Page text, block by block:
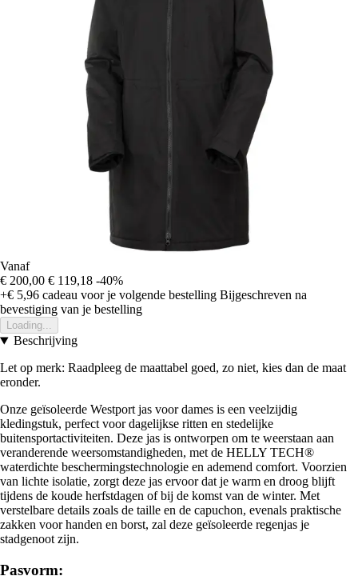
Vanaf
€ 200,00 € 119,18 -40%
+€ 5,96 cadeau voor je volgende bestelling Bijgeschreven na
bevestiging van je bestelling
Loading...
Beschrijving
Let op merk: Raadpleeg de maattabel goed, zo niet, kies dan de maat
eronder.
Onze geïsoleerde Westport jas voor dames is een veelzijdig
kledingstuk, perfect voor dagelijkse ritten en stedelijke
buitensportactiviteiten. Deze jas is ontworpen om te weerstaan aan
veranderende weersomstandigheden, met de HELLY TECH®
waterdichte beschermingstechnologie en ademend comfort. Voorzien
van lichte isolatie, zorgt deze jas ervoor dat je warm en droog blijft
tijdens de koude herfstdagen of bij de komst van de winter. Met
verstelbare details zoals de taille en de capuchon, evenals praktische
zakken voor handen en borst, zal deze geïsoleerde regenjas je
stadgenoot zijn.
Pasvorm: